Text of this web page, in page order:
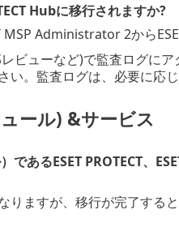
Hubに移行されますか?
Administrator 2から
ビューなど)で監査ログに
い。監査ログは、必要に応
ール) &サービス
であるESET PROTECT、
ますが、移行が完了する